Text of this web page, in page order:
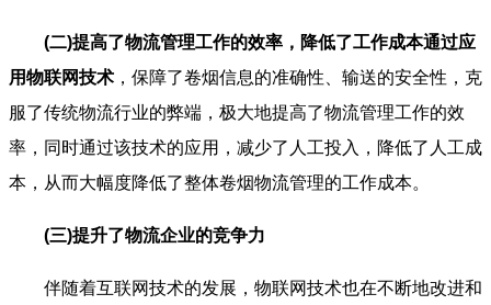
(二)提高了物流管理工作的效率，降低了工作成本通过应
用物联网技术 ，保障了卷烟信息的准确性、输送的安全性，克
服了传统物流行业的弊端，极大地提高了物流管理工作的效
率，同时通过该技术的应用，减少了人工投入，降低了人工成
本，从而大幅度降低了整体卷烟物流管理的工作成本。
(三)提升了物流企业的竞争力
伴随着互联网技术的发展，物联网技术也在不断地改进和